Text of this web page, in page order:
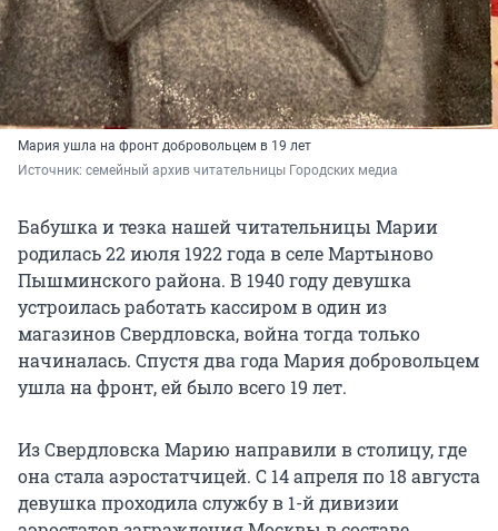
Мария ушла на фронт добровольцем в 19 лет
Источник: семейный архив читательницы Городских медиа
Бабушка и тезка нашей читательницы Марии
родилась 22 июля 1922 года в селе Мартыново
Пышминского района. В 1940 году девушка
устроилась работать кассиром в один из
магазинов Свердловска, война тогда только
начиналась. Спустя два года Мария добровольцем
ушла на фронт, ей было всего 19 лет.
Из Свердловска Марию направили в столицу, где
она стала аэростатчицей. С 14 апреляпо 18 августа
девушка проходила службу в 1-й дивизии